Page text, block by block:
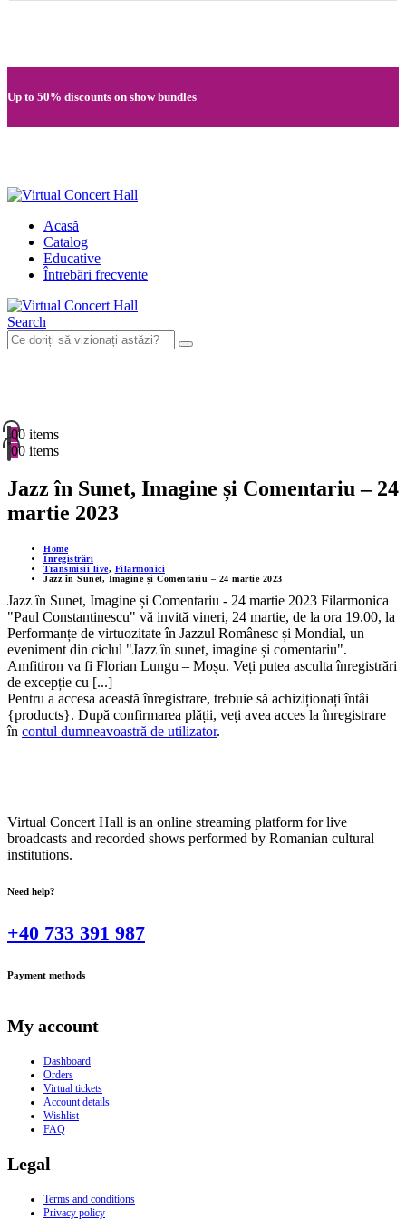
Up to 50% discounts on show bundles
Acasă
Catalog
Educative
Întrebări frecvente
Search
00 items
00 items
Jazz în Sunet, Imagine și Comentariu – 24
martie 2023
Home
Înregistrări
Transmisii live, Filarmonici
Jazz în Sunet, Imagine și Comentariu – 24 martie 2023
Jazz în Sunet, Imagine și Comentariu - 24 martie 2023 Filarmonica
"Paul Constantinescu" vă invită vineri, 24 martie, de la ora 19.00, la
Performanțe de virtuozitate în Jazzul Românesc și Mondial, un
eveniment din ciclul "Jazz în sunet, imagine și comentariu".
Amfitiron va fi Florian Lungu – Moșu. Veți putea asculta înregistrări
de excepție cu [...]
Pentru a accesa această înregistrare, trebuie să achiziționați întâi
{products}. După confirmarea plății, veți avea acces la înregistrare
în contul dumneavoastră de utilizator.
Virtual Concert Hall is an online streaming platform for live
broadcasts and recorded shows performed by Romanian cultural
institutions.
Need help?
+40 733 391 987
Payment methods
My account
Dashboard
Orders
Virtual tickets
Account details
Wishlist
FAQ
Legal
Terms and conditions
Privacy policy